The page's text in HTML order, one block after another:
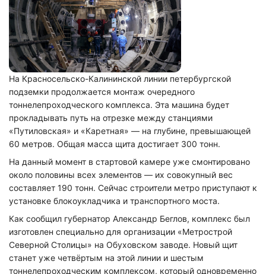
На Красносельско-Калининской линии петербургской
подземки продолжается монтаж очередного
тоннелепроходческого комплекса. Эта машина будет
прокладывать путь на отрезке между станциями
«Путиловская» и «Каретная» — на глубине, превышающей
60 метров. Общая масса щита достигает 300 тонн.
На данный момент в стартовой камере уже смонтировано
около половины всех элементов — их совокупный вес
составляет 190 тонн. Сейчас строители метро приступают к
установке блокоукладчика и транспортного моста.
Как сообщил губернатор Александр Беглов, комплекс был
изготовлен специально для организации «Метрострой
Северной Столицы» на Обуховском заводе. Новый щит
станет уже четвёртым на этой линии и шестым
тоннелепроходческим комплексом, который одновременно